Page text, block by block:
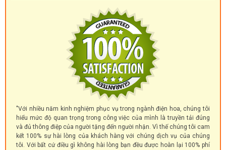
"Với nhiều năm kinh nghiệm phục vụ trong ngành điện hoa, chúng tôi
hiểu mức độ quan trọng trong công việc của mình là truyền tải đúng
và đủ thông điệp của người tặng đến người nhận. Vì thế chúng tôi cam
kết 100% sự hài lòng của khách hàng với chúng dịch vụ của chúng
tôi. Với bất cứ điều gì không hài lòng bạn đều được hoàn lại 100% phí